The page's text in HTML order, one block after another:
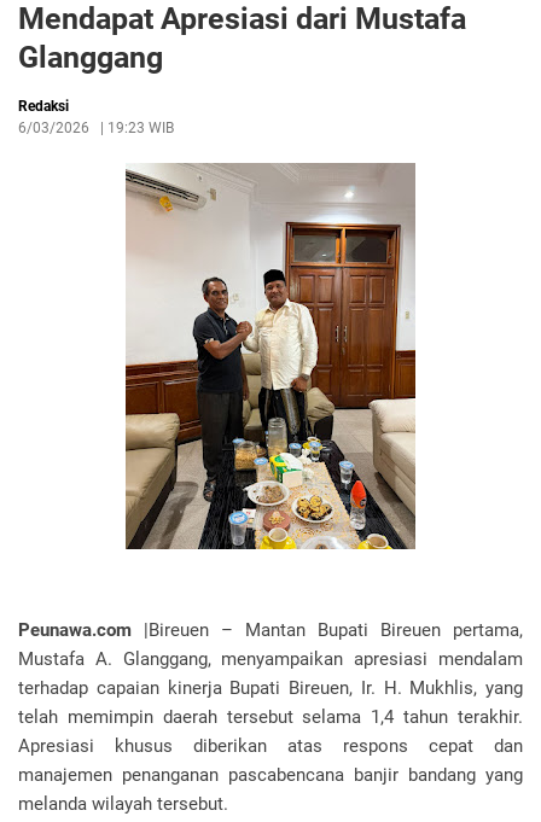
Mendapat Apresiasi dari Mustafa
Glanggang
Redaksi
6/03/2026
19:23 WIB
Peunawa.com |Bireuen – Mantan Bupati Bireuen pertama,
Mustafa A. Glanggang, menyampaikan apresiasi mendalam
terhadap capaian kinerja Bupati Bireuen, Ir. H. Mukhlis, yang
telah memimpin daerah tersebut selama 1,4 tahun terakhir.
Apresiasi khusus diberikan atas respons cepat dan
manajemen penanganan pascabencana banjir bandang yang
melanda wilayah tersebut.